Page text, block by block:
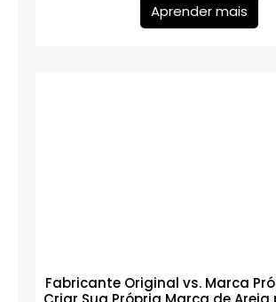
Aprender mais
Fabricante Original vs. Marca